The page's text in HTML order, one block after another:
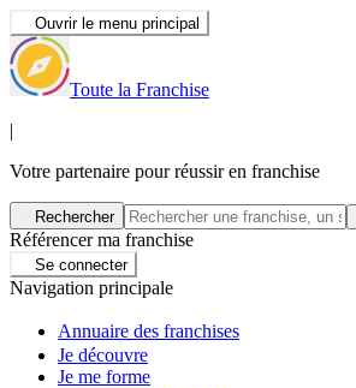
Ouvrir le menu principal
Toute la Franchise
|
Votre partenaire pour réussir en franchise
Rechercher
Référencer ma franchise
Se connecter
Navigation principale
Annuaire des franchises
Je découvre
Je me forme